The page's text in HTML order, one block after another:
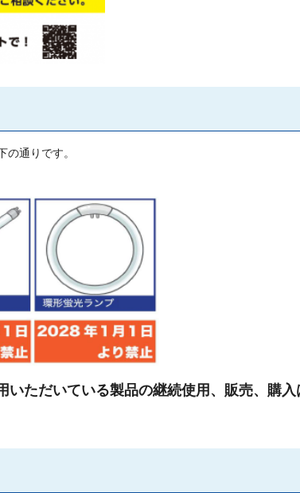
通りです。
ただいている製品の継続使用、販売、購入